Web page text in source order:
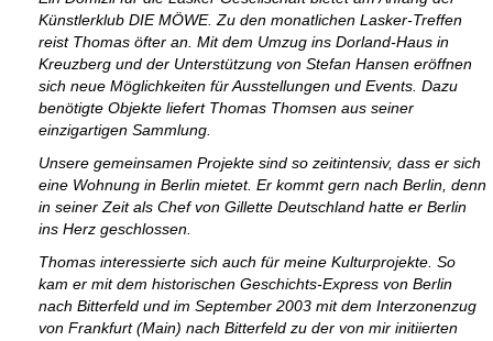
Künstlerklub DIE MÖWE. Zu den monatlichen Lasker-Treffen
reist Thomas öfter an. Mit dem Umzug ins Dorland-Haus in
Kreuzberg und der Unterstützung von Stefan Hansen eröffnen
sich neue Möglichkeiten für Ausstellungen und Events. Dazu
benötigte Objekte liefert Thomas Thomsen aus seiner
einzigartigen Sammlung.
Unsere gemeinsamen Projekte sind so zeitintensiv, dass er sich
eine Wohnung in Berlin mietet. Er kommt gern nach Berlin, denn
in seiner Zeit als Chef von Gillette Deutschland hatte er Berlin
ins Herz geschlossen.
Thomas interessierte sich auch für meine Kulturprojekte. So
kam er mit dem historischen Geschichts-Express von Berlin
nach Bitterfeld und im September 2003 mit dem Interzonenzug
von Frankfurt (Main) nach Bitterfeld zu der von mir initiierten